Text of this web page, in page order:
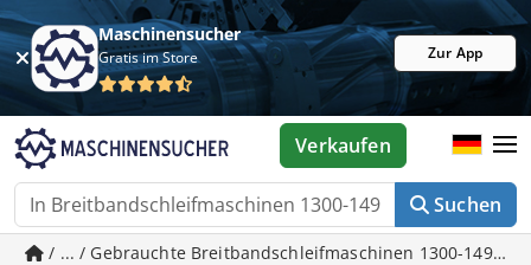
Maschinensucher
Gratis im Store Zur App
Suchen
Verkaufen
/ ... / Gebrauchte Breitbandschleifmaschinen 1300-